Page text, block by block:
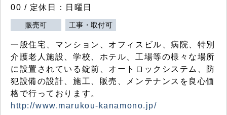
00 / 定休日：日曜日
販売可 工事・取付可
一般住宅、マンション、オフィスビル、病院、特別
介護老人施設、学校、ホテル、工場等の様々な場所
に設置されている錠前、オートロックシステム、防
犯設備の設計、施工、販売、メンテナンスを良心価
格で行っております。
http://www.marukou-kanamono.jp/